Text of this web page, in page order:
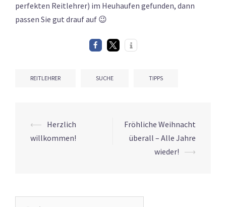
perfekten Reitlehrer) im Heuhaufen gefunden, dann
passen Sie gut drauf auf 😉
REITLEHRER SUCHE TIPPS
Post
navigation
⟵ Herzlich
willkommen!
Fröhliche Weihnacht
überall – Alle Jahre
wieder! ⟶